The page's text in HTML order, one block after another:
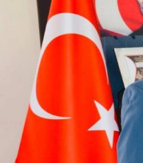
Kültür-Sanat
Podcast